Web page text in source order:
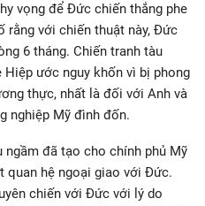
vọng để Đức chiến thắng phe
rằng với chiến thuật này, Đức
6 tháng. Chiến tranh tàu
ước nguy khốn vì bị phong
thực, nhất là đối với Anh và
nghiệp Mỹ đình đốn.
đã tạo cho chính phủ Mỹ
hệ ngoại giao với Đức.
chiến với Đức với lý do